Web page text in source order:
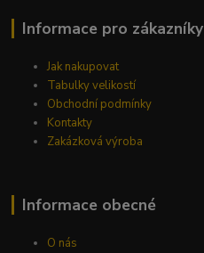
Informace pro zákazníky
Jak nakupovat
Tabulky velikostí
Obchodní podmínky
Kontakty
Zakázková výroba
Informace obecné
O nás